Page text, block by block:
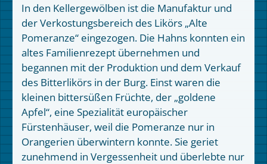
In den Kellergewölben ist die Manufaktur und
der Verkostungsbereich des Likörs „Alte
Pomeranze“ eingezogen. Die Hahns konnten ein
altes Familienrezept übernehmen und
begannen mit der Produktion und dem Verkauf
des Bitterlikörs in der Burg. Einst waren die
kleinen bittersüßen Früchte, der „goldene
Apfel“, eine Spezialität europäischer
Fürstenhäuser, weil die Pomeranze nur in
Orangerien überwintern konnte. Sie geriet
zunehmend in Vergessenheit und überlebte nur